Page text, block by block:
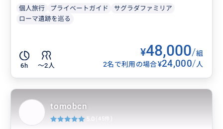
個人旅行 プライベートガイド
サグラダファミリア
ローマ遺跡を巡る
6h 〜2人
¥48,000/組
2名で利用の場合¥24,000/人
tomobcn
5.0 (45件)